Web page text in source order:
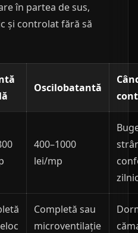
în partea de sus,
și controlat fără să
Oscilobatantă
400–1000
lei/mp
Completă sau
microventilație